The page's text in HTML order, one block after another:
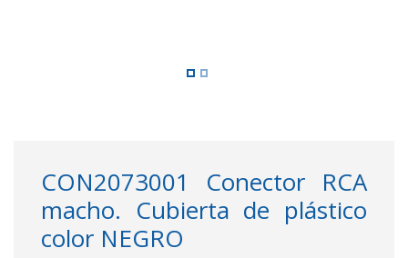
CON2073001 Conector RCA
macho. Cubierta de plástico
color NEGRO